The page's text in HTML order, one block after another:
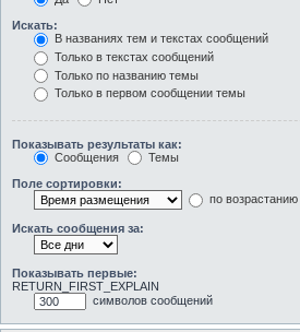
Искать:
В названиях тем и текстах сообщений
Только в текстах сообщений
Только по названию темы
Только в первом сообщении темы
Показывать результаты как:
Сообщения
Темы
Поле сортировки:
по возрастанию
Искать сообщения за:
Показывать первые:
RETURN_FIRST_EXPLAIN
символов сообщений